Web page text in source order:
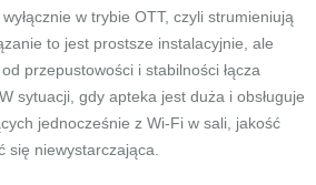
w trybie OTT, czyli strumieniują
to jest prostsze instalacyjnie, ale
przepustowości i stabilności łącza
sytuacji, gdy apteka jest duża i obsługuje
jednocześnie z Wi-Fi w sali, jakość
się niewystarczająca.